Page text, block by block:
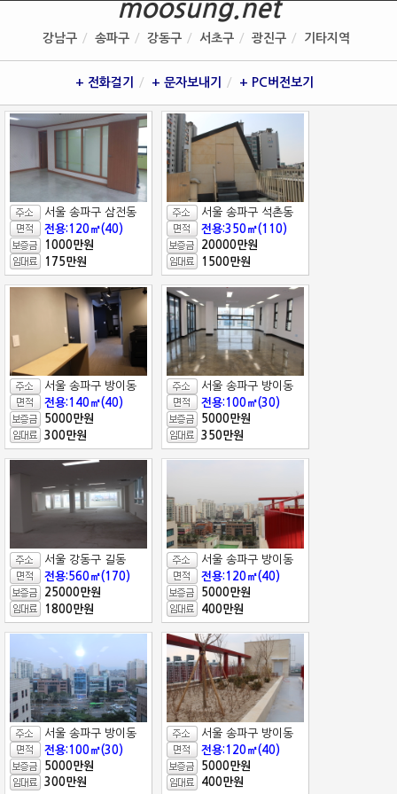
moosung.net
강남구 송파구 강동구 서초구 광진구 기타지역
+ 전화걸기 + 문자보내기 + PC버전보기
서울 송파구 삼전동
전용:120㎡(40)
1000만원
175만원
서울 송파구 석촌동
전용:350㎡(110)
20000만원
1500만원
서울 송파구 방이동
전용:140㎡(40)
5000만원
300만원
서울 송파구 방이동
전용:100㎡(30)
5000만원
350만원
서울 강동구 길동
전용:560㎡(170)
25000만원
1800만원
서울 송파구 방이동
전용:120㎡(40)
5000만원
400만원
서울 송파구 방이동
전용:100㎡(30)
5000만원
300만원
서울 송파구 방이동
전용:120㎡(40)
5000만원
400만원